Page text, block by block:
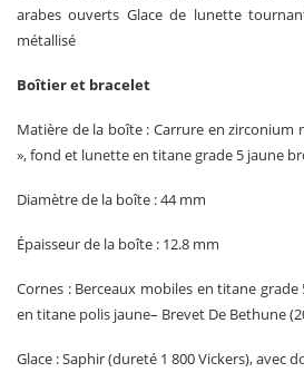
arabes ouverts Glace de lunette
métallisé
Boîtier et bracelet
Matière de la boîte : Carrure en zirconium
», fond et lunette en titane grade 5 jaune
Diamètre de la boîte : 44 mm
Épaisseur de la boîte : 12.8 mm
Cornes : Berceaux mobiles en titane
en titane polis jaune– Brevet De Bethune
Glace : Saphir (dureté 1 800 Vickers),